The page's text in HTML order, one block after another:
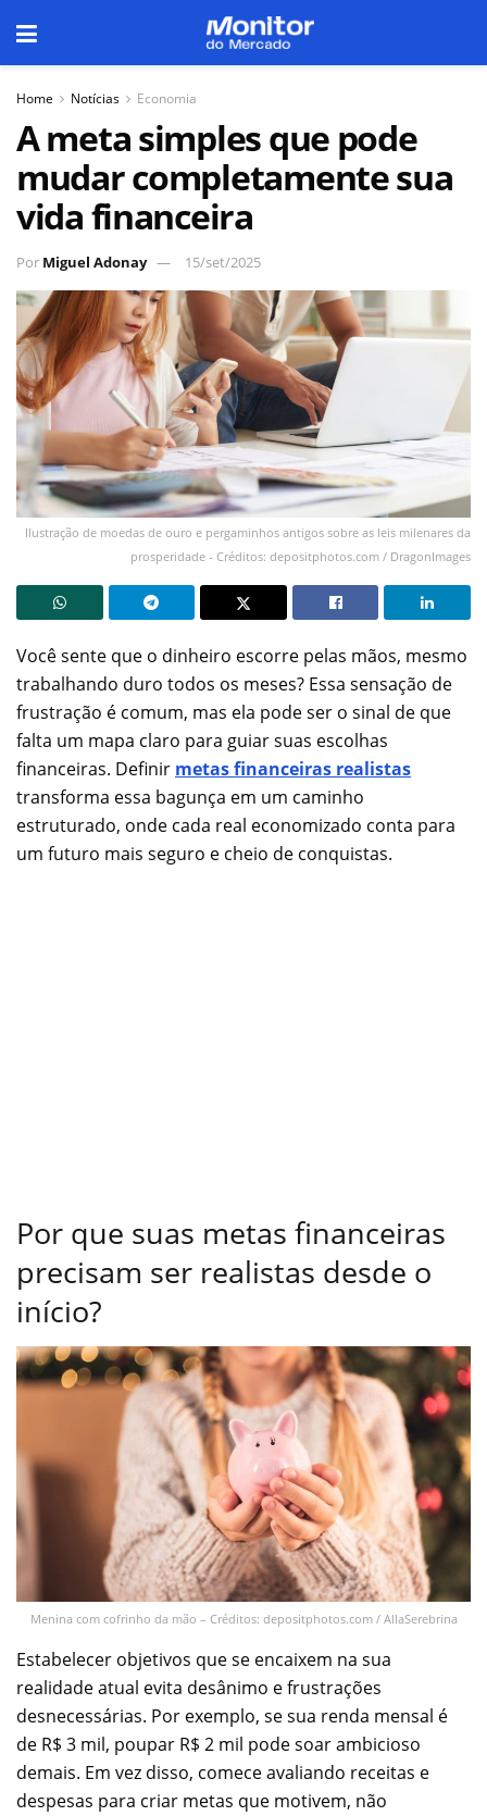
Home Notícias Economia
A meta simples que pode
mudar completamente sua
vida financeira
Por Miguel Adonay 15/set/2025
Ilustração de moedas de ouro e pergaminhos antigos sobre as leis milenares da
prosperidade - Créditos: depositphotos.com / DragonImages
Você sente que o dinheiro escorre pelas mãos, mesmo
trabalhando duro todos os meses? Essa sensação de
frustração é comum, mas ela pode ser o sinal de que
falta um mapa claro para guiar suas escolhas
financeiras. Definir metas financeiras realistas
transforma essa bagunça em um caminho
estruturado, onde cada real economizado conta para
um futuro mais seguro e cheio de conquistas.
Por que suas metas financeiras
precisam ser realistas desde o
início?
Menina com cofrinho da mão – Créditos: depositphotos.com / AllaSerebrina
Estabelecer objetivos que se encaixem na sua
realidade atual evita desânimo e frustrações
desnecessárias. Por exemplo, se sua renda mensal é
de R$ 3 mil, poupar R$ 2 mil pode soar ambicioso
demais. Em vez disso, comece avaliando receitas e
despesas para criar metas que motivem, não